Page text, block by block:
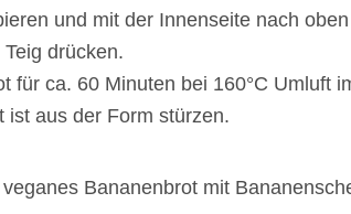
und mit der Innenseite nach
drücken.
für ca. 60 Minuten bei 160°C Umluft
ist aus der Form stürzen.